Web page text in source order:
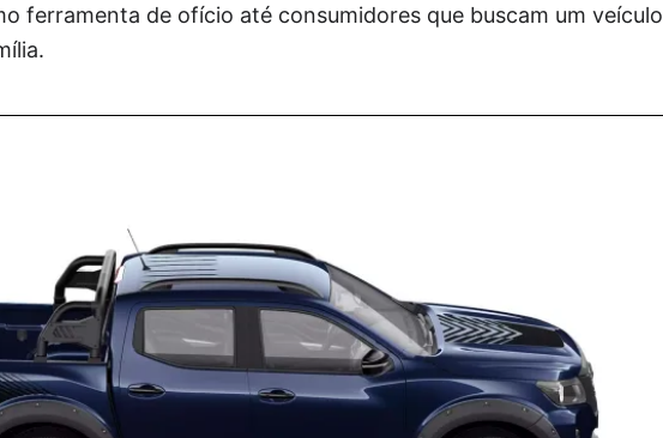
ferramenta de ofício até consumidores que buscam um veículo